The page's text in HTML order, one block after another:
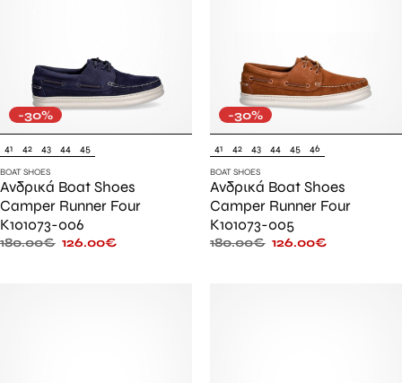
-30%
41 42 43 44 45
BOAT SHOES
Ανδρικά Boat Shoes
Camper Runner Four
K101073-006
180.00€ 126.00€
-30%
41 42 43 44 45 46
BOAT SHOES
Ανδρικά Boat Shoes
Camper Runner Four
K101073-005
180.00€ 126.00€